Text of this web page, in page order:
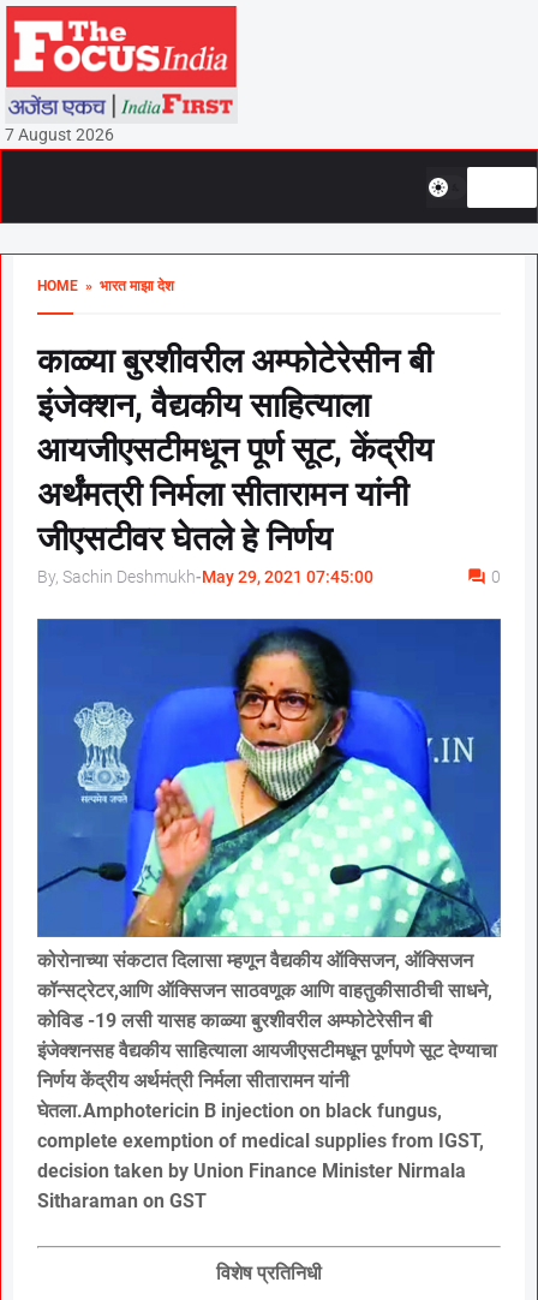
7 August 2026
HOME » भारत माझा देश
काळ्या बुरशीवरील अम्फोटेरेसीन बी
इंजेक्शन, वैद्यकीय साहित्याला
आयजीएसटीमधून पूर्ण सूट, केंद्रीय
अर्थंमत्री निर्मला सीतारामन यांनी
जीएसटीवर घेतले हे निर्णय
By, Sachin Deshmukh-May 29, 2021 07:45:00 0
कोरोनाच्या संकटात दिलासा म्हणून वैद्यकीय ऑक्सिजन, ऑक्सिजन
कॉन्सट्रेटर,आणि ऑक्सिजन साठवणूक आणि वाहतुकीसाठीची साधने,
कोविड -19 लसी यासह काळ्या बुरशीवरील अम्फोटेरेसीन बी
इंजेक्शनसह वैद्यकीय साहित्याला आयजीएसटीमधून पूर्णपणे सूट देण्याचा
निर्णय केंद्रीय अर्थमंत्री निर्मला सीतारामन यांनी
घेतला.Amphotericin B injection on black fungus,
complete exemption of medical supplies from IGST,
decision taken by Union Finance Minister Nirmala
Sitharaman on GST
विशेष प्रतिनिधी